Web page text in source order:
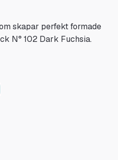
skapar perfekt formade
N° 102 Dark Fuchsia.